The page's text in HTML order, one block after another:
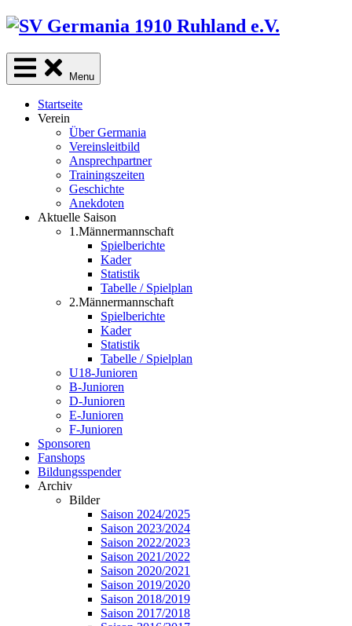
Skip
content
Menu
Startseite
Verein
Über Germania
Vereinsleitbild
Ansprechpartner
Trainingszeiten
Geschichte
Anekdoten
Aktuelle Saison
1.Männermannschaft
Spielberichte
Kader
Statistik
Tabelle / Spielplan
2.Männermannschaft
Spielberichte
Kader
Statistik
Tabelle / Spielplan
U18-Junioren
B-Junioren
D-Junioren
E-Junioren
F-Junioren
Sponsoren
Fanshops
Bildungsspender
Archiv
Bilder
Saison 2024/2025
Saison 2023/2024
Saison 2022/2023
Saison 2021/2022
Saison 2020/2021
Saison 2019/2020
Saison 2018/2019
Saison 2017/2018